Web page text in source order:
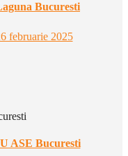
Bucuresti
februarie 2025
ASE Bucuresti